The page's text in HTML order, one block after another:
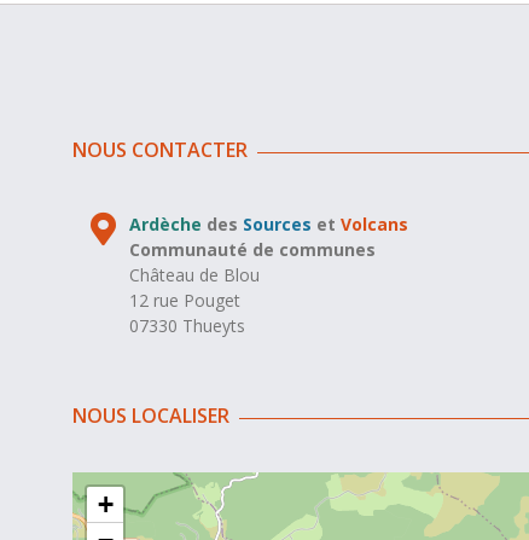
NOUS CONTACTER
Ardèche des Sources et Volcans
Communauté de communes
Château de Blou
12 rue Pouget
07330 Thueyts
NOUS LOCALISER
+